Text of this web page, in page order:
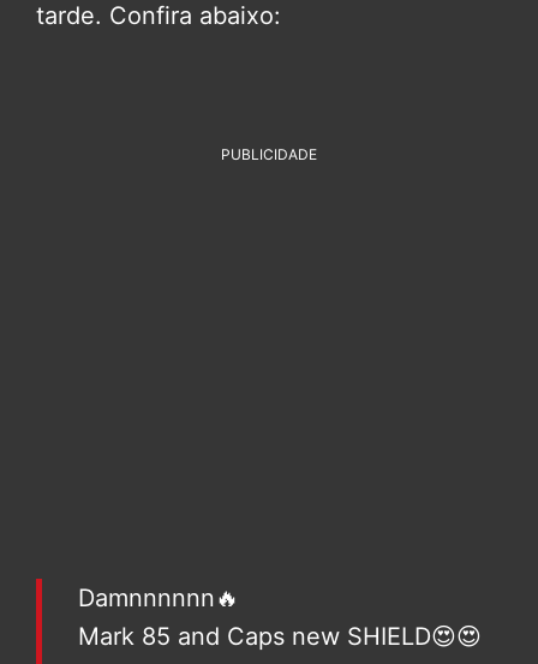
tarde. Confira abaixo:
PUBLICIDADE
Damnnnnnn🔥
Mark 85 and Caps new SHIELD😍😍